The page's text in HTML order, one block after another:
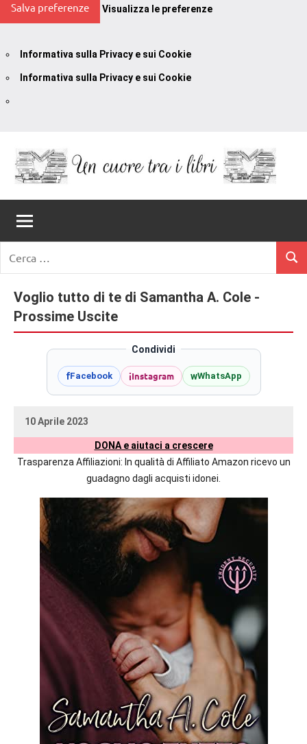
Salva preferenze Visualizza le preferenze
Informativa sulla Privacy e sui Cookie
Informativa sulla Privacy e sui Cookie
contenuto
Un
Cuore
Tra
I
Libri
romanzi
romance
e
non
solo.
Recensioni,
delle
autrici
straniere.
per:
Voglio tutto di te di Samantha A. Cole -
Prossime Uscite
Condividi
fFacebook iInstagram wWhatsApp
10 Aprile 2023
uctil_user
Nessun
DONA e aiutaci a crescere
Trasparenza Affiliazioni: In qualità di Affiliato Amazon ricevo un
guadagno dagli acquisti idonei.